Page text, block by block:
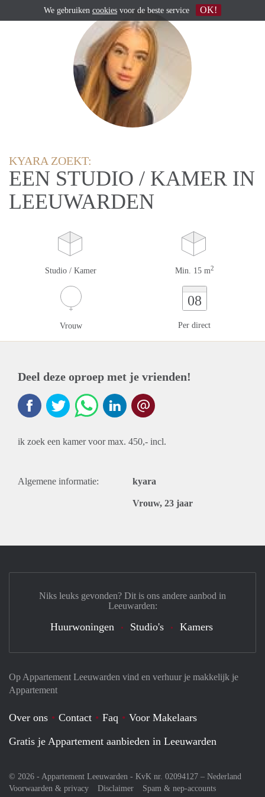
KYARA ZOEKT:
EEN STUDIO / KAMER IN
LEEUWARDEN
Studio / Kamer Min. 15 m2
Vrouw
08
Per direct
Deel deze oproep met je vrienden!
ik zoek een kamer voor max. 450,- incl.
Algemene informatie: kyara
Vrouw, 23 jaar
Op Appartement Leeuwarden vind en verhuur je makkelijk je
Appartement
Over ons Contact Faq
Voor Makelaars
Gratis je Appartement aanbieden in Leeuwarden
© 2026 - Appartement Leeuwarden - KvK nr. 02094127 – Nederland
Voorwaarden & privacy
Disclaimer
Spam & nep-accounts
Niks leuks gevonden? Dit is ons andere aanbod in
Leeuwarden:
Huurwoningen Studio's Kamers
We gebruiken cookies voor de beste service OK!